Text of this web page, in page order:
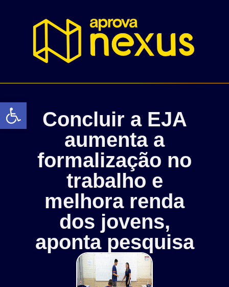
Abrir a barra de ferramentas
Concluir a EJA
aumenta a
formalização no
trabalho e
melhora renda
dos jovens,
aponta pesquisa